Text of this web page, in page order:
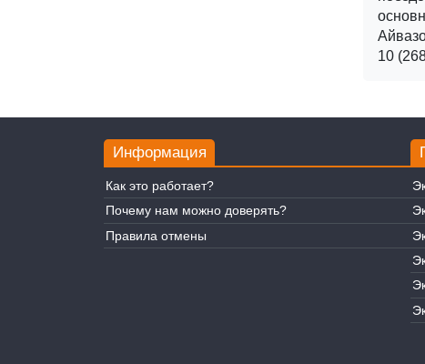
10
Информация
Как это работает?
Почему нам можно доверять?
Правила отмены